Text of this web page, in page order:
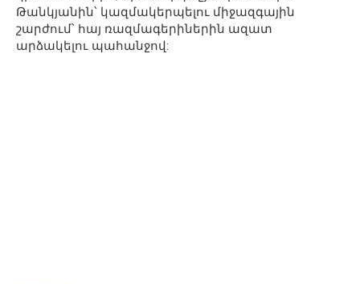
Թանկյանին՝ կազմակերպելու միջազգային
շարժում՝ հայ ռազմագերիներին ազատ
արձակելու պահանջով: